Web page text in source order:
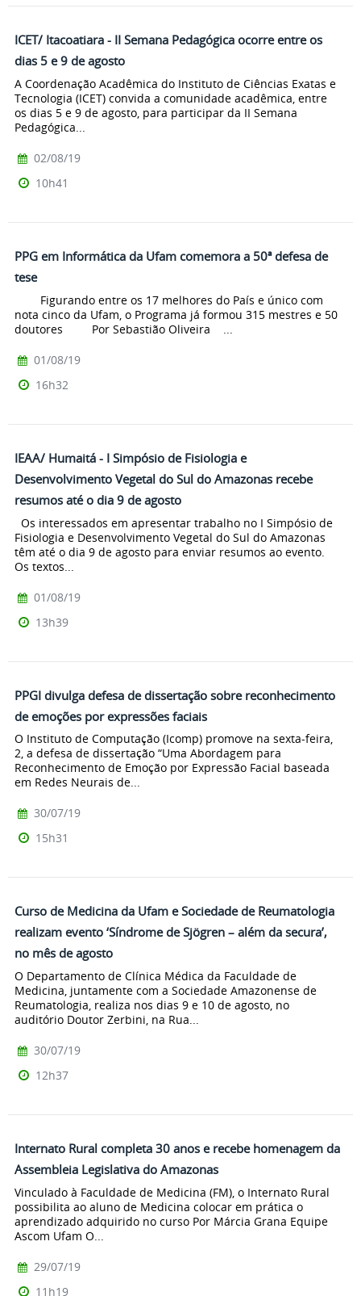
ICET/ Itacoatiara - II Semana Pedagógica ocorre entre os
dias 5 e 9 de agosto
A Coordenação Acadêmica do Instituto de Ciências Exatas e
Tecnologia (ICET) convida a comunidade acadêmica, entre
os dias 5 e 9 de agosto, para participar da II Semana
Pedagógica...
02/08/19
10h41
PPG em Informática da Ufam comemora a 50ª defesa de
tese
Figurando entre os 17 melhores do País e único com
nota cinco da Ufam, o Programa já formou 315 mestres e 50
doutores Por Sebastião Oliveira ...
01/08/19
16h32
IEAA/ Humaitá - I Simpósio de Fisiologia e
Desenvolvimento Vegetal do Sul do Amazonas recebe
resumos até o dia 9 de agosto
Os interessados em apresentar trabalho no I Simpósio de
Fisiologia e Desenvolvimento Vegetal do Sul do Amazonas
têm até o dia 9 de agosto para enviar resumos ao evento.
Os textos...
01/08/19
13h39
PPGI divulga defesa de dissertação sobre reconhecimento
de emoções por expressões faciais
O Instituto de Computação (Icomp) promove na sexta-feira,
2, a defesa de dissertação “Uma Abordagem para
Reconhecimento de Emoção por Expressão Facial baseada
em Redes Neurais de...
30/07/19
15h31
Curso de Medicina da Ufam e Sociedade de Reumatologia
realizam evento ‘Síndrome de Sjögren – além da secura’,
no mês de agosto
O Departamento de Clínica Médica da Faculdade de
Medicina, juntamente com a Sociedade Amazonense de
Reumatologia, realiza nos dias 9 e 10 de agosto, no
auditório Doutor Zerbini, na Rua...
30/07/19
12h37
Internato Rural completa 30 anos e recebe homenagem da
Assembleia Legislativa do Amazonas
Vinculado à Faculdade de Medicina (FM), o Internato Rural
possibilita ao aluno de Medicina colocar em prática o
aprendizado adquirido no curso Por Márcia Grana Equipe
Ascom Ufam O...
29/07/19
11h19